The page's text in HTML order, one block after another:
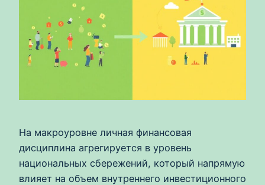
На макроуровне личная финансовая
дисциплина агрегируется в уровень
национальных сбережений, который напрямую
влияет на объем внутреннего инвестиционного